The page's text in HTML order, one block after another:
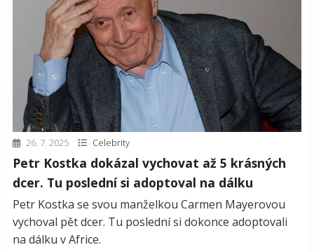
26. 7. 2025 Celebrity
Petr Kostka dokázal vychovat až 5 krásných
dcer. Tu poslední si adoptoval na dálku
Petr Kostka se svou manželkou Carmen Mayerovou
vychoval pět dcer. Tu poslední si dokonce adoptovali
na dálku v Africe.